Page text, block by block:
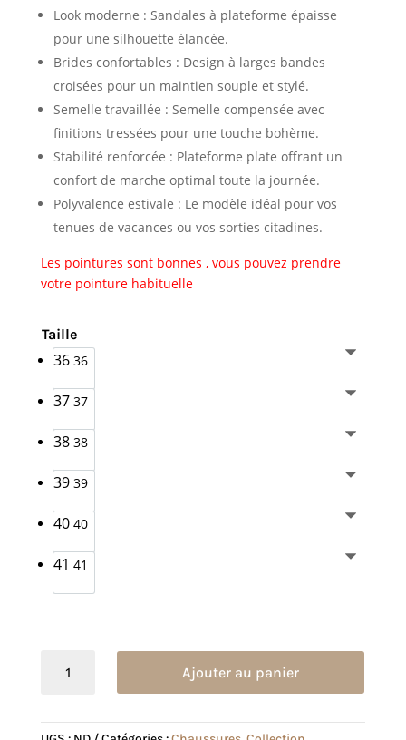
Look moderne : Sandales à plateforme épaisse
pour une silhouette élancée.
Brides confortables : Design à larges bandes
croisées pour un maintien souple et stylé.
Semelle travaillée : Semelle compensée avec
finitions tressées pour une touche bohème.
Stabilité renforcée : Plateforme plate offrant un
confort de marche optimal toute la journée.
Polyvalence estivale : Le modèle idéal pour vos
tenues de vacances ou vos sorties citadines.
Les pointures sont bonnes , vous pouvez prendre
votre pointure habituelle
Taille
36 36
37 37
38 38
39 39
40 40
41 41
Léona
Ajouter au panier